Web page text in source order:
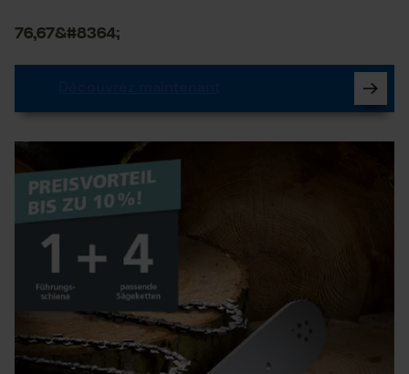
76,67&#8364;